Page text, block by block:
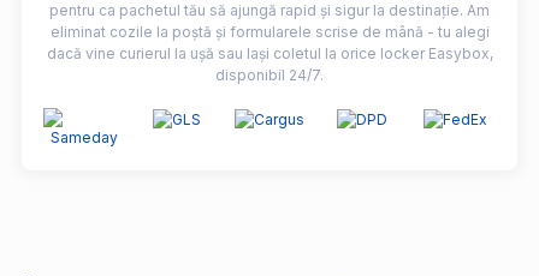
pentru ca pachetul tău să ajungă rapid și sigur la destinație. Am
eliminat cozile la poștă și formularele scrise de mână - tu alegi
dacă vine curierul la ușă sau lași coletul la orice locker Easybox,
disponibil 24/7.